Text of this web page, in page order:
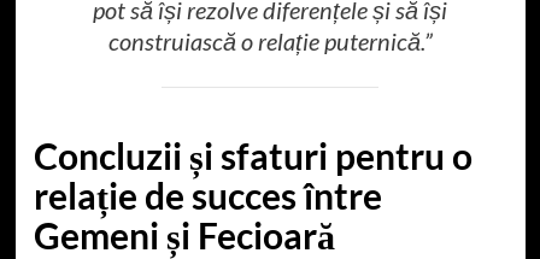
pot să își rezolve diferențele și să își
construiască o relație puternică.”
Concluzii și sfaturi pentru o
relație de succes între
Gemeni și Fecioară